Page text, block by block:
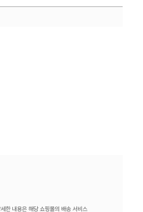
한 내용은 해당 쇼핑몰의 배송 서비스